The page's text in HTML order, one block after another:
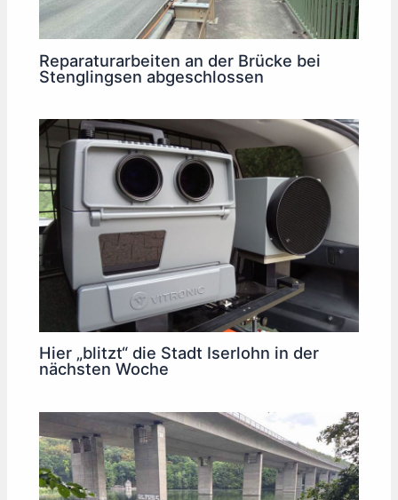
Reparaturarbeiten an der Brücke bei
Stenglingsen abgeschlossen
Hier „blitzt“ die Stadt Iserlohn in der
nächsten Woche